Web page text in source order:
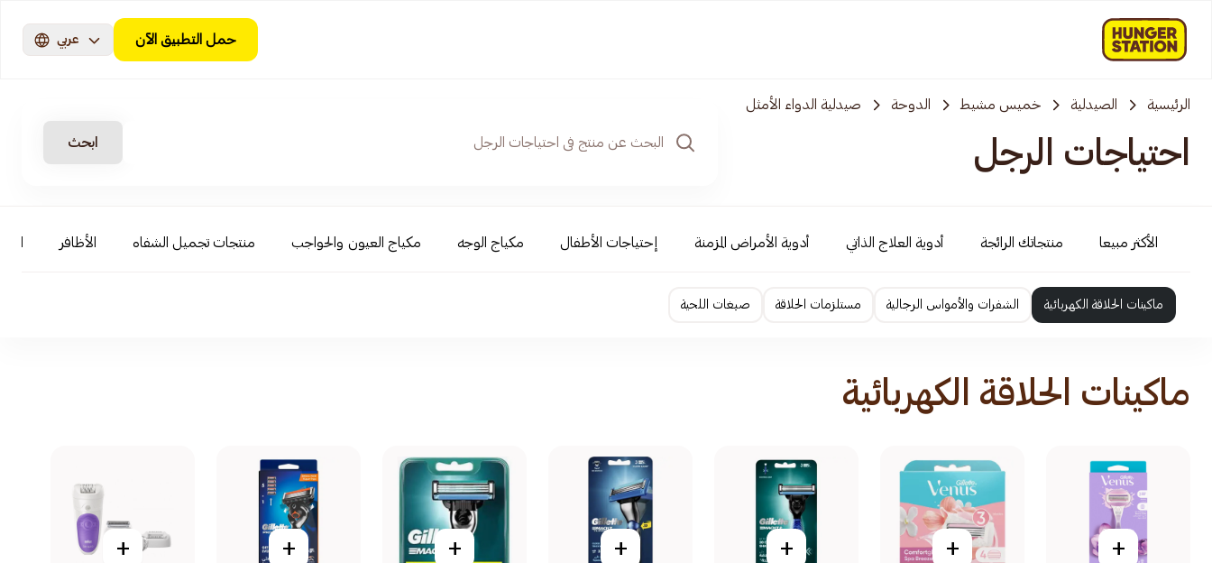
حمل التطبيق الآن عربي
الرئيسية الصيدلية خميس مشيط الدوحة صيدلية الدواء الأمثل
احتياجات الرجل ابحث
الأكثر مبيعا منتجاتك الرائجة أدوية العلاج الذاتي أدوية الأمراض المزمنة إحتياجات الأطفال مكياج الوجه مكياج العيون والحواجب منتجات تجميل الشفاه الأظافر
ماكينات الحلاقة الكهربائية الشفرات والأمواس الرجالية مستلزمات الحلاقة صبغات اللحية
ماكينات الحلاقة الكهربائية
+
+
+
+
+
+
+